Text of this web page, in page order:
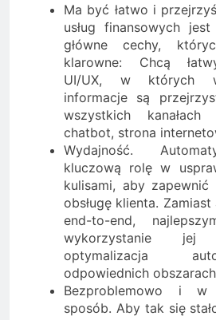
Ma być łatwo i
usług finansowych
główne cechy,
klarowne: Chcą
UI/UX, w których
informacje są
wszystkich
chatbot, strona
Wydajność.
kluczową rolę w
kulisami, aby zapewnić
obsługę klienta.
end-to-end,
wykorzystanie
optymalizacja
odpowiednich
Bezproblemowo i w
sposób. Aby tak się